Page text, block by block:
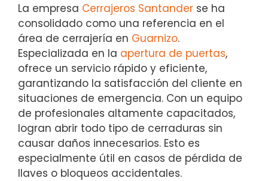
La empresa Cerrajeros Santander se ha
consolidado como una referencia en el
área de cerrajería en Guarnizo.
Especializada en la apertura de puertas,
ofrece un servicio rápido y eficiente,
garantizando la satisfacción del cliente en
situaciones de emergencia. Con un equipo
de profesionales altamente capacitados,
logran abrir todo tipo de cerraduras sin
causar daños innecesarios. Esto es
especialmente útil en casos de pérdida de
llaves o bloqueos accidentales.